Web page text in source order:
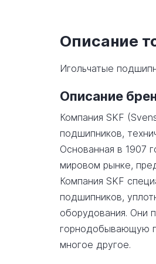
Описание
Игольчатые
Описание
Компания SKF
подшипников,
Основанная в 1907
мировом рынке,
Компания SKF
подшипников,
оборудования. Они
горнодобывающую
многое другое.